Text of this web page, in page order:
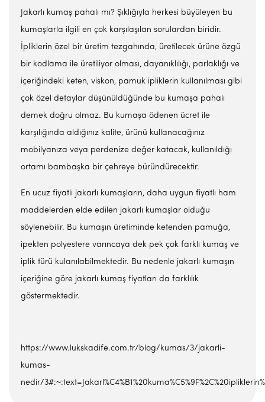
Jakarlı kumaş pahalı mı? Şıklığıyla herkesi büyüleyen bu
kumaşlarla ilgili en çok karşılaşılan sorulardan biridir.
İpliklerin özel bir üretim tezgahında, üretilecek ürüne özgü
bir kodlama ile üretiliyor olması, dayanıklılığı, parlaklığı ve
içeriğindeki keten, viskon, pamuk ipliklerin kullanılması gibi
çok özel detaylar düşünüldüğünde bu kumaşa pahalı
demek doğru olmaz. Bu kumaşa ödenen ücret ile
karşılığında aldığınız kalite, ürünü kullanacağınız
mobilyanıza veya perdenize değer katacak, kullanıldığı
ortamı bambaşka bir çehreye büründürecektir.
En ucuz fiyatlı jakarlı kumaşların, daha uygun fiyatlı ham
maddelerden elde edilen jakarlı kumaşlar olduğu
söylenebilir. Bu kumaşın üretiminde ketenden pamuğa,
ipekten polyestere varıncaya dek pek çok farklı kumaş ve
iplik türü kulanılabilmektedir. Bu nedenle jakarlı kumaşın
içeriğine göre jakarlı kumaş fiyatları da farklılık
göstermektedir.
https://www.lukskadife.com.tr/blog/kumas/3/jakarli-
kumas-
nedir/